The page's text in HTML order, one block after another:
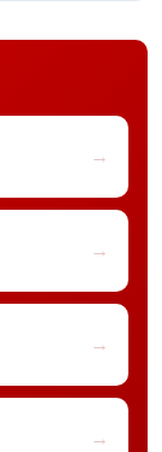
→
→
→
→